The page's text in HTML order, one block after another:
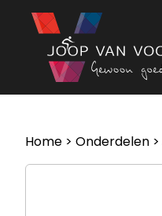
Ga naar de inhoud
Home > Onderdelen >